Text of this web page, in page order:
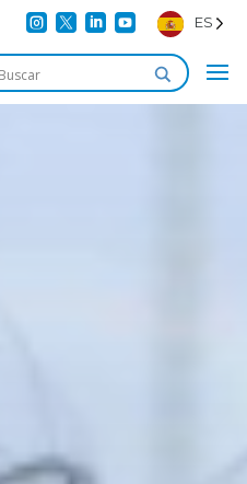
    ES